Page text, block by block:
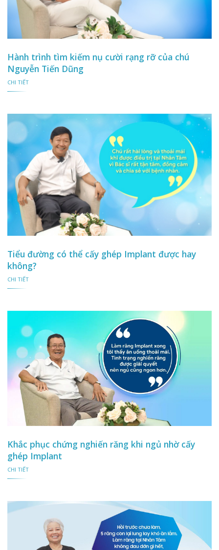
Hành trình tìm kiếm nụ cười rạng rỡ của chú
Nguyễn Tiến Dũng
CHI TIẾT
Tiểu đường có thể cấy ghép Implant được hay
không?
CHI TIẾT
Khắc phục chứng nghiến răng khi ngủ nhờ cấy
ghép Implant
CHI TIẾT